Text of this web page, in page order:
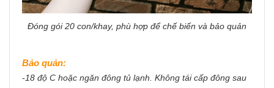
Đóng gói 20 con/khay, phù hợp để chế biến và bảo quản
Bảo quản:
-18 độ C hoặc ngăn đông tủ lạnh. Không tái cấp đông sau